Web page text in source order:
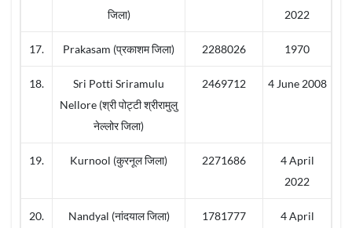
जिला)
2022
17. Prakasam (प्रकाशम जिला) 2288026 1970
18.
Sri Potti Sriramulu
Nellore (श्री पोट्टी श्रीरामुलु
नेल्लोर जिला)
2469712 4 June 2008
19. Kurnool (कुरनूल जिला) 2271686
4 April
2022
20. Nandyal (नांदयाल जिला) 1781777
4 April